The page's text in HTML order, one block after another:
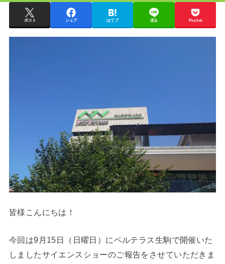
ポスト シェア はてブ 送る Pocket
皆様こんにちは！
今回は9月15日（日曜日）にベルテラス生駒で開催いた
しましたサイエンスショーのご報告をさせていただきま